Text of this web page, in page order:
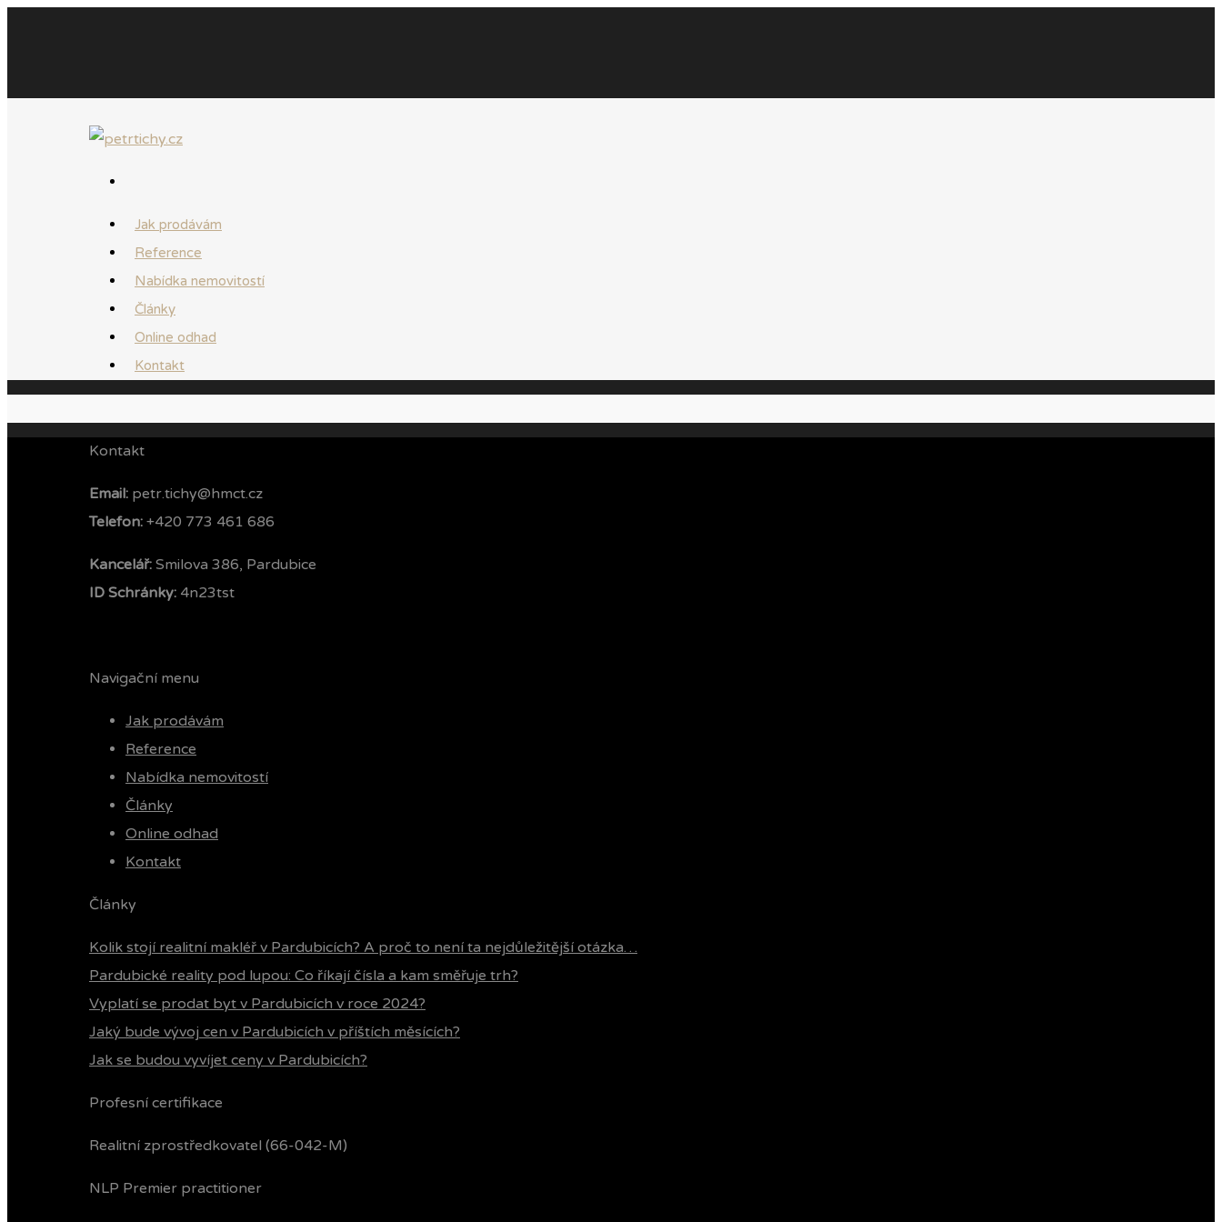
Jak prodávám
Reference
Nabídka nemovitostí
Články
Online odhad
Kontakt
Kontakt
Email: petr.tichy@hmct.cz
Telefon: ‭ +420 773 461 686‬
Kancelář: Smilova 386, Pardubice
ID Schránky: 4n23tst
Navigační menu
Jak prodávám
Reference
Nabídka nemovitostí
Články
Online odhad
Kontakt
Články
Kolik stojí realitní makléř v Pardubicích? A proč to není ta nejdůležitější otázka…
Pardubické reality pod lupou: Co říkají čísla a kam směřuje trh?
Vyplatí se prodat byt v Pardubicích v roce 2024?
Jaký bude vývoj cen v Pardubicích v příštích měsících?
Jak se budou vyvíjet ceny v Pardubicích?
Profesní certifikace
Realitní zprostředkovatel (66-042-M)
NLP Premier practitioner